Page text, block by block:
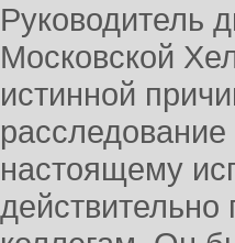
Руководитель
Московской
истинной
настоящему